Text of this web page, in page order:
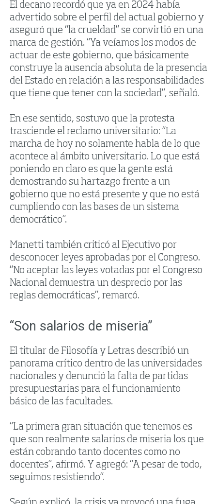
El decano recordó que ya en 2024 había
advertido sobre el perfil del actual gobierno y
aseguró que “la crueldad” se convirtió en una
marca de gestión. “Ya veíamos los modos de
actuar de este gobierno, que básicamente
construye la ausencia absoluta de la presencia
del Estado en relación a las responsabilidades
que tiene que tener con la sociedad”, señaló.
En ese sentido, sostuvo que la protesta
trasciende el reclamo universitario: “La
marcha de hoy no solamente habla de lo que
acontece al ámbito universitario. Lo que está
poniendo en claro es que la gente está
demostrando su hartazgo frente a un
gobierno que no está presente y que no está
cumpliendo con las bases de un sistema
democrático”.
Manetti también criticó al Ejecutivo por
desconocer leyes aprobadas por el Congreso.
“No aceptar las leyes votadas por el Congreso
Nacional demuestra un desprecio por las
reglas democráticas”, remarcó.
“Son salarios de miseria”
El titular de Filosofía y Letras describió un
panorama crítico dentro de las universidades
nacionales y denunció la falta de partidas
presupuestarias para el funcionamiento
básico de las facultades.
“La primera gran situación que tenemos es
que son realmente salarios de miseria los que
están cobrando tanto docentes como no
docentes”, afirmó. Y agregó: “A pesar de todo,
seguimos resistiendo”.